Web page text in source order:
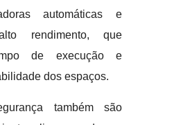
automáticas e
rendimento, que
de execução e
dos espaços.
também são